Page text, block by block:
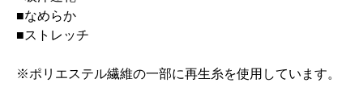
■なめらか
■ストレッチ
※ポリエステル繊維の一部に再生糸を使用しています。